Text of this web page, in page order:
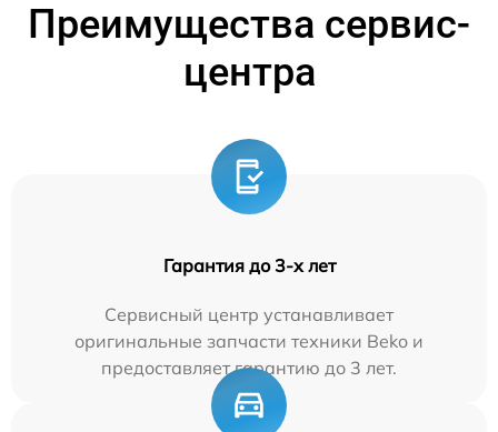
Преимущества сервис-
центра
Гарантия до 3-х лет
Сервисный центр устанавливает
оригинальные запчасти техники Beko и
предоставляет гарантию до 3 лет.